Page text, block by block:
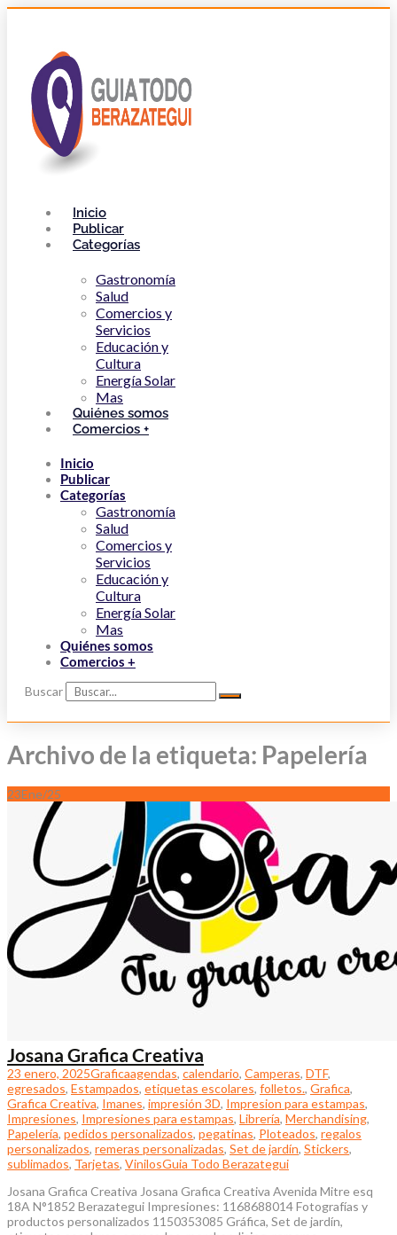
Inicio
Publicar
Categorías
Gastronomía
Salud
Comercios y
Servicios
Educación y
Cultura
Energía Solar
Mas
Quiénes somos
Comercios +
Inicio
Publicar
Categorías
Gastronomía
Salud
Comercios y
Servicios
Educación y
Cultura
Energía Solar
Mas
Quiénes somos
Comercios +
Buscar
Archivo de la etiqueta: Papelería
23Ene/25
Josana Grafica Creativa
23 enero, 2025Graficaagendas, calendario, Camperas, DTF,
egresados, Estampados, etiquetas escolares, folletos., Grafica,
Grafica Creativa, Imanes, impresión 3D, Impresion para estampas,
Impresiones, Impresiones para estampas, Librería, Merchandising,
Papelería, pedidos personalizados, pegatinas, Ploteados, regalos
personalizados, remeras personalizadas, Set de jardín, Stickers,
sublimados, Tarjetas, VinilosGuia Todo Berazategui
Josana Grafica Creativa Josana Grafica Creativa Avenida Mitre esq
18A N°1852 Berazategui Impresiones: 1168688014 Fotografías y
productos personalizados 1150353085 Gráfica, Set de jardín,